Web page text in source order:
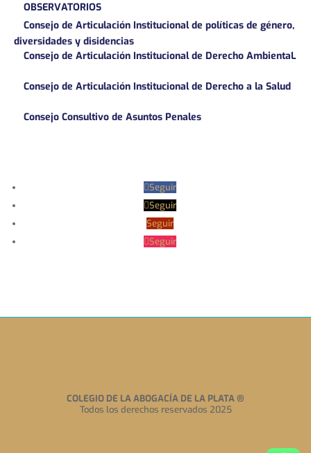
OBSERVATORIOS
Consejo de Articulación Institucional de políticas de género,
diversidades y disidencias
Consejo de Articulación Institucional de Derecho AmbientaL
Consejo de Articulación Institucional de Derecho a la Salud
Consejo Consultivo de Asuntos Penales
Seguir
Seguir
Seguir
Seguir
COLEGIO DE LA ABOGACÍA DE LA PLATA®
Todos los derechos reservados 2025